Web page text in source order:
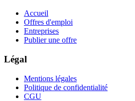
Accueil
Offres d'emploi
Entreprises
Publier une offre
Légal
Mentions légales
Politique de confidentialité
CGU